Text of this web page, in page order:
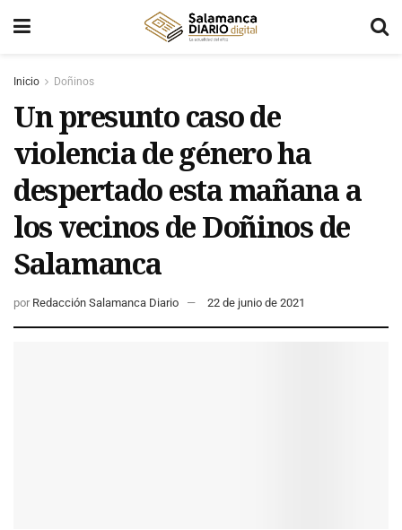
Inicio Doñinos
Un presunto caso de
violencia de género ha
despertado esta mañana a
los vecinos de Doñinos de
Salamanca
por Redacción Salamanca Diario 22 de junio de 2021